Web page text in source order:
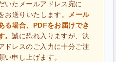
いたメールアドレス宛に
お送りいたします。 メール
る場合、PDFをお届けでき
。誠に恐れ入りますが、決
ドレスのご入力に十分ご注
い申し上げます。